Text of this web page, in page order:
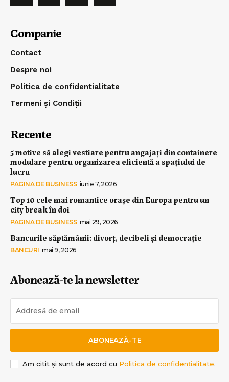
Companie
Contact
Despre noi
Politica de confidentialitate
Termeni și Condiții
Recente
5 motive să alegi vestiare pentru angajați din containere
modulare pentru organizarea eficientă a spațiului de
lucru
PAGINA DE BUSINESS iunie 7, 2026
Top 10 cele mai romantice orașe din Europa pentru un
city break în doi
PAGINA DE BUSINESS mai 29, 2026
Bancurile săptămânii: divorț, decibeli și democrație
BANCURI mai 9, 2026
Abonează-te la newsletter
ABONEAZĂ-TE
Am citit și sunt de acord cu Politica de confidențialitate.